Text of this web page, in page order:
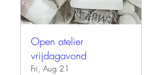
Open atelier
vrijdagavond
Fri, Aug 21